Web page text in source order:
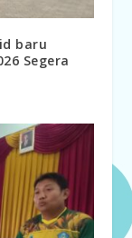
baru
Segera